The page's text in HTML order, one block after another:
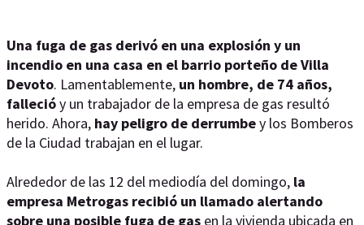
Una fuga de gas derivó en una explosión y un
incendio en una casa en el barrio porteño de Villa
Devoto. Lamentablemente, un hombre, de 74 años,
fallecióy un trabajador de la empresa de gas resultó
herido. Ahora, hay peligro de derrumbey los Bomberos
de la Ciudad trabajan en el lugar.
Alrededor de las 12 del mediodía del domingo, la
empresa Metrogas recibió un llamado alertando
sobre una posible fuga de gas en la vivienda ubicada en